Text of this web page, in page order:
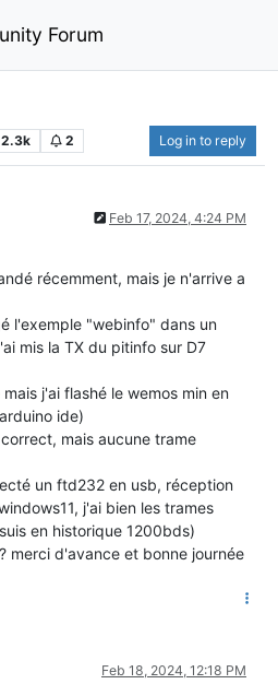
Forum
2.3k 2 Log in to reply
Feb 17, 2024, 4:24 PM
récemment, mais je n'arrive a
l'exemple "webinfo" dans un
mis la TX du pitinfo sur D7
j'ai flashé le wemos min en
ide)
mais aucune trame
un ftd232 en usb, réception
j'ai bien les trames
en historique 1200bds)
merci d'avance et bonne journée
Feb 18, 2024, 12:18 PM